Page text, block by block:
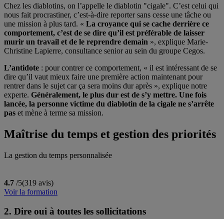
Chez les diablotins, on l’appelle le diablotin "cigale". C’est celui qui
nous fait procrastiner, c’est-à-dire reporter sans cesse une tâche ou
une mission à plus tard. « La croyance qui se cache derrière ce
comportement, c’est de se dire qu’il est préférable de laisser
murir un travail et de le reprendre demain », explique Marie-
Christine Lapierre, consultance senior au sein du groupe Cegos.
L’antidote : pour contrer ce comportement, « il est intéressant de se
dire qu’il vaut mieux faire une première action maintenant pour
rentrer dans le sujet car ça sera moins dur après », explique notre
experte. Généralement, le plus dur est de s’y mettre. Une fois
lancée, la personne victime du diablotin de la cigale ne s’arrête
pas et mène à terme sa mission.
Maîtrise du temps et gestion des priorités
La gestion du temps personnalisée
4.7 /5(319 avis)
Voir la formation
2. Dire oui à toutes les sollicitations